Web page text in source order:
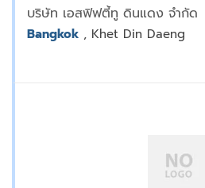
บริษัท เอสฟิฟตี้ทู ดินแดง จำกัด
Bangkok , Khet Din Daeng